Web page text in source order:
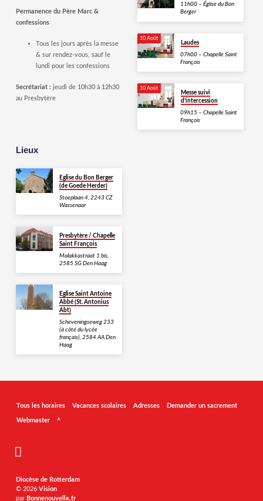
Permanence du Père Marc &
confessions
Tous les jours après la messe
& sur rendez-vous, sauf le
lundi pour les confessions
Secrétariat : jeudi de 10h30 à 12h30
au Presbytère
11h00 – Église du Bon
Berger
10 Août
Laudes
07h00 – Chapelle Saint
François
10 Août
Messe suivi
d’intercession
09h15 – Chapelle Saint
François
Lieux
Eglise du Bon Berger
(de Goede Herder)
Stoeplaan 4, 2243 CZ
Wassenaar
Presbytère / Chapelle
Saint François
Malakkastraat 1 bis,
2585 SG Den Haag
Eglise Saint Antoine
Abbé (St. Antonius
Abt)
Scheveningseweg 233
(à côté du lycée
français), 2584 AA Den
Haag
Tous les horaires Vacances scolaires Adresses Demander un sacrement
Webmaster ^
Diocèse de Rotterdam
© 2026 Vision
par Bonnenouvelle.fr